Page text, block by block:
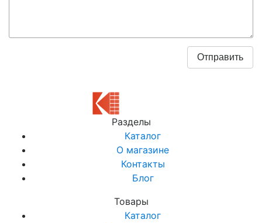
Разделы
Каталог
О магазине
Контакты
Блог
Товары
Каталог